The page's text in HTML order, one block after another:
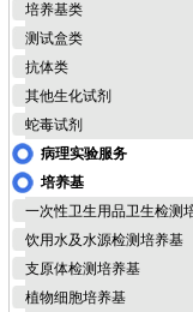
培养基类
测试盒类
抗体类
其他生化试剂
蛇毒试剂
病理实验服务
培养基
一次性卫生用品卫生检测
饮用水及水源检测培养基
支原体检测培养基
植物细胞培养基